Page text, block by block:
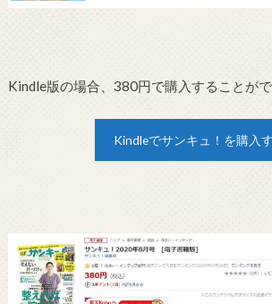
Kindle版の場合、380円で購入することがで
Kindleでサンキュ！を購入